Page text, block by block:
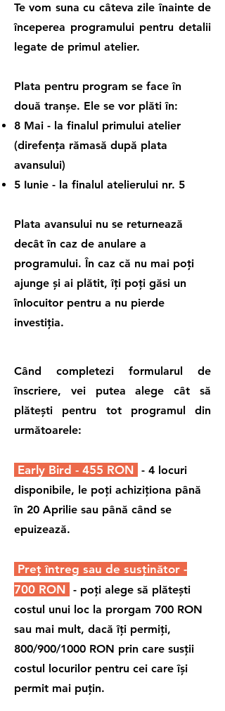
Te vom suna cu câteva zile înainte de
începerea programului pentru detalii
legate de primul atelier.
Plata pentru program se face în
două tranșe. Ele se vor plăti în:
8 Mai - la finalul primului atelier
(direfența rămasă după plata
avansului)
5 Iunie - la finalul atelierului nr. 5​
Plata avansului nu se returnează
decât în caz de anulare a
programului. În caz că nu mai poți
ajunge și ai plătit, îți poți găsi un
înlocuitor pentru a nu pierde
investiția.
Când completezi formularul de
înscriere, vei putea alege cât să
plătești pentru tot programul din
următoarele:
Early Bird - 455 RON - 4 locuri
disponibile, le poți achiziționa până
în 20 Aprilie sau până când se
epuizează.
Preț întreg sau de susținător -
700 RON - poți alege să plătești
costul unui loc la prorgam 700 RON
sau mai mult, dacă îți permiți,
800/900/1000 RON prin care susții
costul locurilor pentru cei care își
permit mai puțin.